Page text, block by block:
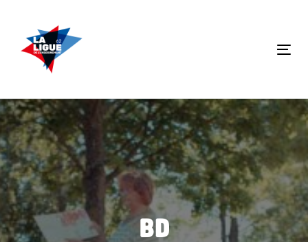
to
primary
navigation
to
content
BD